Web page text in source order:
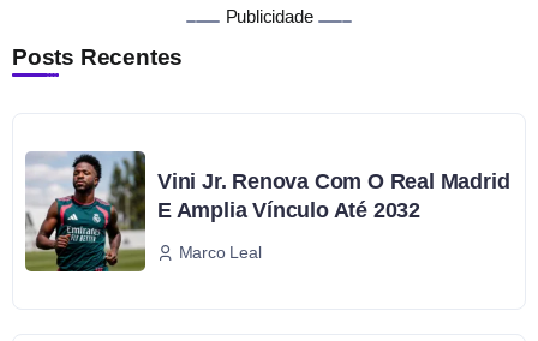
Publicidade
Posts Recentes
Vini Jr. Renova Com O Real Madrid
E Amplia Vínculo Até 2032
Marco Leal